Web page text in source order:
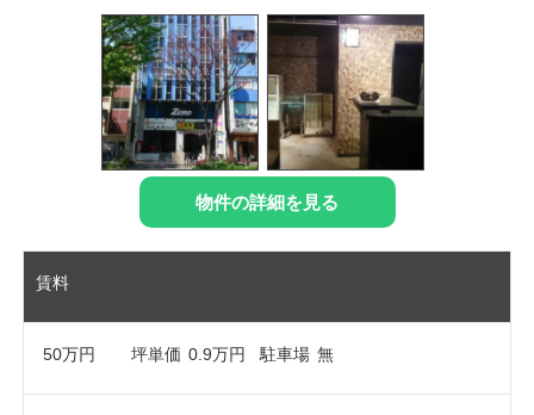
物件の詳細を見る
賃料
50万円 坪単価 0.9万円 駐車場 無